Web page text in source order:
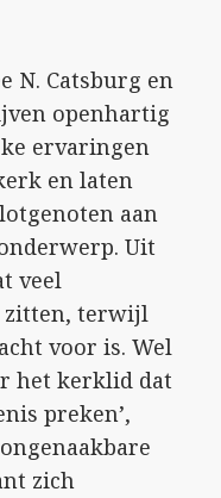
N. Catsburg en
openhartig
ervaringen
en laten
aan
Uit
veel
zitten, terwijl
voor is. Wel
het kerklid dat
preken’,
zich